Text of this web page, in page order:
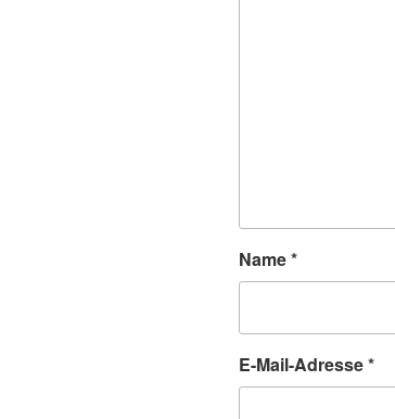
Name*
E-Mail-Adresse*